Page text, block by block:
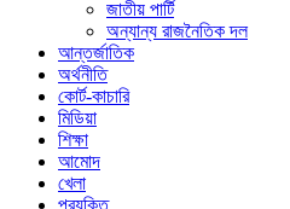
জাতীয় পার্টি
অন্যান্য রাজনৈতিক দল
আন্তর্জাতিক
অর্থনীতি
কোর্ট-কাচারি
মিডিয়া
শিক্ষা
আমোদ
খেলা
প্রযুক্তি